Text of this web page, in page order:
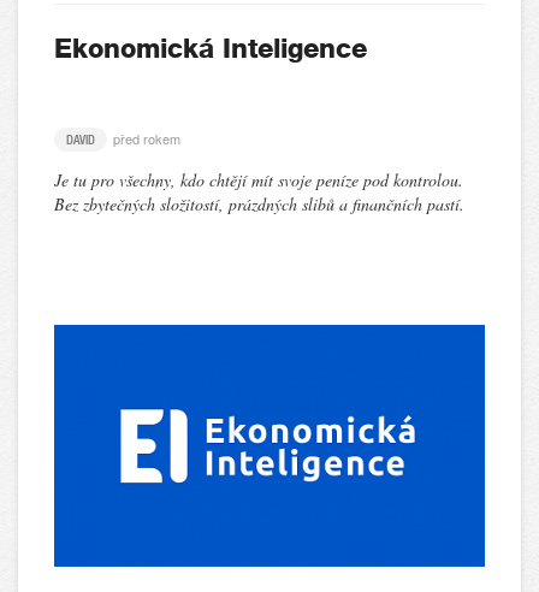
Ekonomická Inteligence
DAVID před rokem
Je tu pro všechny, kdo chtějí mít svoje peníze pod kontrolou.
Bez zbytečných složitostí, prázdných slibů a finančních pastí.